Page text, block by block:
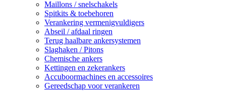
Maillons / snelschakels
Spitkits & toebehoren
Verankering vermenigvuldigers
Abseil / afdaal ringen
Terug haalbare ankersystemen
Slaghaken / Pitons
Chemische ankers
Kettingen en zekerankers
Accuboormachines en accessoires
Gereedschap voor verankeren